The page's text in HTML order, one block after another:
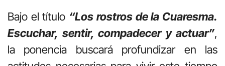
Bajo el título “Los rostros de la Cuaresma.
Escuchar, sentir, compadecer y actuar”,
la ponencia buscará profundizar en las